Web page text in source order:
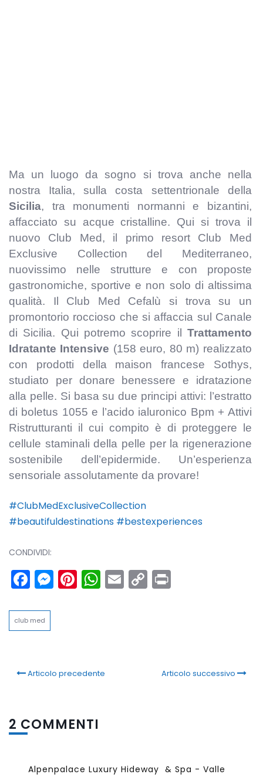
Ma un luogo da sogno si trova anche nella
nostra Italia, sulla costa settentrionale della
Sicilia, tra monumenti normanni e bizantini,
affacciato su acque cristalline. Qui si trova il
nuovo Club Med, il primo resort Club Med
Exclusive Collection del Mediterraneo,
nuovissimo nelle strutture e con proposte
gastronomiche, sportive e non solo di altissima
qualità. Il Club Med Cefalù si trova su un
promontorio roccioso che si affaccia sul Canale
di Sicilia. Qui potremo scoprire il Trattamento
Idratante Intensive (158 euro, 80 m) realizzato
con prodotti della maison francese Sothys,
studiato per donare benessere e idratazione
alla pelle. Si basa su due principi attivi: l’estratto
di boletus 1055 e l’acido ialuronico Bpm + Attivi
Ristrutturanti il cui compito è di proteggere le
cellule staminali della pelle per la rigenerazione
sostenibile dell’epidermide. Un’esperienza
sensoriale assolutamente da provare!
#ClubMedExclusiveCollection
#beautifuldestinations #bestexperiences
CONDIVIDI:
Facebook
Messenger
Pinterest
WhatsApp
Email
Copy
Link
club med
Articolo precedente Articolo successivo
2 COMMENTI
Alpenpalace Luxury Hideway & Spa - Valle